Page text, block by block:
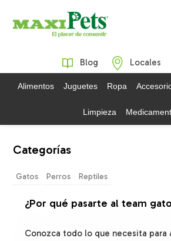
Blog Locales
Alimentos Juguetes Ropa
Limpieza
Categorías
Gatos Perros Reptiles
¿Por qué pasarte al team
Conozca todo lo que necesita para